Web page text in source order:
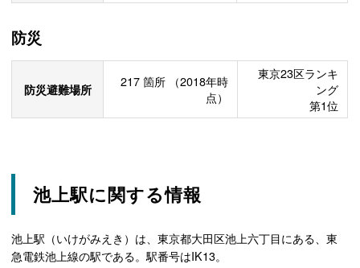
防災
防災避難場所 217 箇所
（2018年時
点）
東京23区ランキ
ング
第1位
池上駅に関する情報
池上駅（いけがみえき）は、東京都大田区池上六丁目にある、東
急電鉄池上線の駅である。駅番号はIK13。